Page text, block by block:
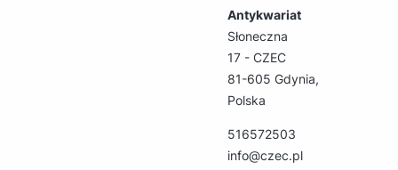
Antykwariat
Słoneczna
17 - CZEC
81-605 Gdynia,
Polska
516572503
info@czec.pl